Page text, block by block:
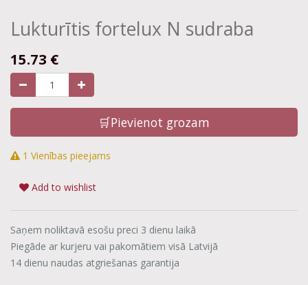
Lukturītis fortelux N sudraba
15.73 €
🛒Pievienot grozam
1 Vienības pieejams
Add to wishlist
Saņem noliktavā esošu preci 3 dienu laikā
Piegāde ar kurjeru vai pakomātiem visā Latvijā
14 dienu naudas atgriešanas garantija